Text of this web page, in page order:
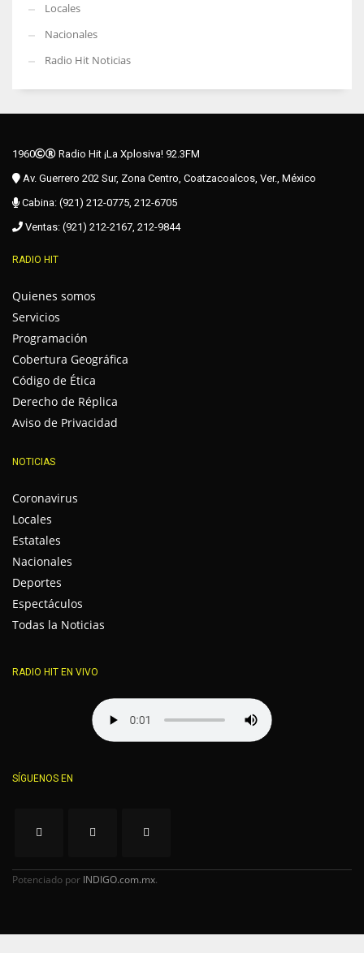
Locales
Nacionales
Radio Hit Noticias
1960
Radio Hit ¡La Xplosiva! 92.3FM
Av. Guerrero 202 Sur, Zona Centro, Coatzacoalcos, Ver., México
Cabina: (921) 212-0775, 212-6705
Ventas: (921) 212-2167, 212-9844
RADIO HIT
Quienes somos
Servicios
Programación
Cobertura Geográfica
Código de Ética
Derecho de Réplica
Aviso de Privacidad
NOTICIAS
Coronavirus
Locales
Estatales
Nacionales
Deportes
Espectáculos
Todas la Noticias
RADIO HIT EN VIVO
SÍGUENOS EN
Potenciado por INDIGO.com.mx.